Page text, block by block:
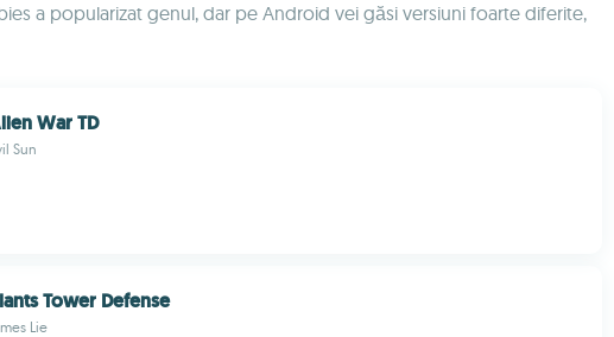
a popularizat genul, dar pe Android vei găsi versiuni foarte diferite,
War TD
Sun
Tower Defense
Lie